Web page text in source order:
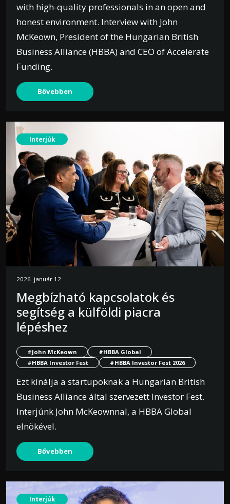
with high-quality professionals in an open and
honest environment. Interview with John
McKeown, President of the Hungarian British
Business Alliance (HBBA) and CEO of Accelerate
Funding.
Bővebben
Interjúk
2026. január 12.
Megbízható kapcsolatok és
segítség a külföldi piacra
lépéshez
#John McKeown
#HBBA Global
#HBBA Investor Fest
#HBBA Investor Fest 2026
Ezt kínálja a startupoknak a Hungarian British
Business Alliance által szervezett Investor Fest.
Interjúnk John McKeownnal, a HBBA Global
elnökével.
Bővebben
Interjúk